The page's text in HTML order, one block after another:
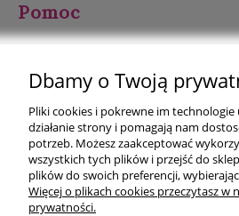
Pomoc
Płatności i dostawa
Informacje
O nas
Dbamy o Twoją
Pliki cookies i pokrewne im
działanie strony i pomagają nam
potrzeb. Możesz zaakceptować
wszystkich tych plików i przejść do
plików do swoich preferencji,
Więcej o plikach cookies przeczytasz w
prywatności.